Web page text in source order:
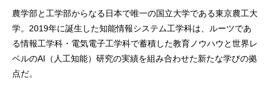
農学部と工学部からなる日本で唯一の国立大学である東京農工大
学。2019年に誕生した知能情報システム工学科は、ルーツであ
る情報工学科・電気電子工学科で蓄積した教育ノウハウと世界レ
ベルのAI（人工知能）研究の実績を組み合わせた新たな学びの拠
点だ。